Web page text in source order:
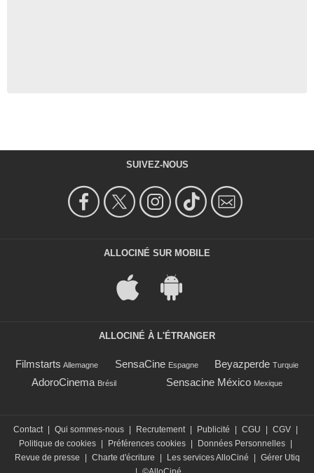
SUIVEZ-NOUS
ALLOCINÉ SUR MOBILE
ALLOCINÉ À L'ÉTRANGER
Filmstarts Allemagne SensaCine Espagne Beyazperde Turquie
AdoroCinema Brésil Sensacine México Mexique
Contact Qui sommes-nous Recrutement Publicité CGU CGV
Politique de cookies
Préférences cookies Données Personnelles
Revue de presse
Charte d'écriture Les services AlloCiné
Gérer Utiq